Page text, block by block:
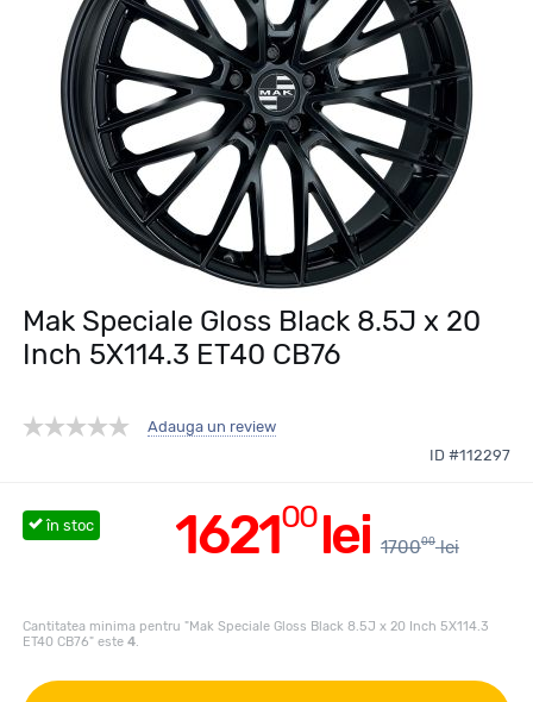
Mak Speciale Gloss Black 8.5J x 20
Inch 5X114.3 ET40 CB76
Adauga un review
ID #112297
162100lei 170000 lei
în stoc
Cantitatea minima pentru "Mak Speciale Gloss Black 8.5J x 20 Inch 5X114.3
ET40 CB76" este 4.